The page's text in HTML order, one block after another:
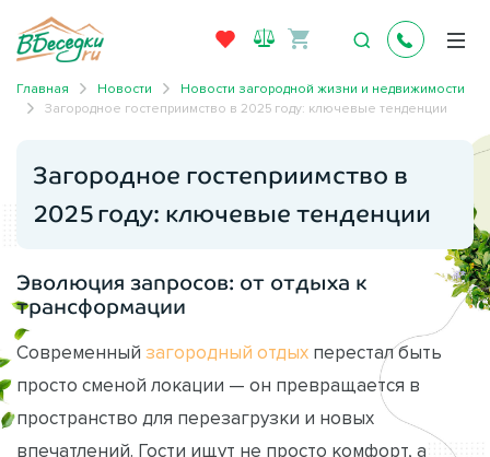
Главная Новости
Новости загородной жизни и недвижимости
Загородное гостеприимство в 2025 году: ключевые тенденции
Загородное гостеприимство в
2025 году: ключевые тенденции
Эволюция запросов: от отдыха к
трансформации
Современный загородный отдых перестал быть
просто сменой локации — он превращается в
пространство для перезагрузки и новых
впечатлений. Гости ищут не просто комфорт, а